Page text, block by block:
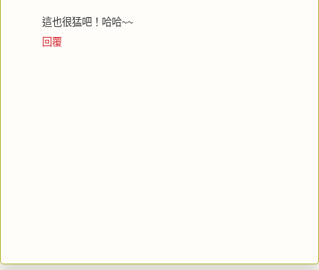
這也很猛吧！哈哈~~
回覆